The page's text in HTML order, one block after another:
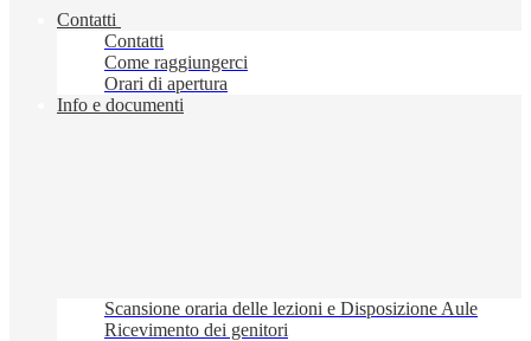
Contatti
Contatti
Come raggiungerci
Orari di apertura
Info e documenti
Scansione oraria delle lezioni e Disposizione Aule
Ricevimento dei genitori